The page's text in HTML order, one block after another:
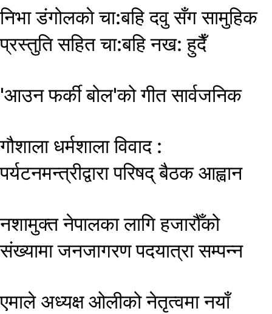
निभा डंगोलकाे चा:बहि दवु सँग सामुहिक
प्रस्तुति सहित चा:बहि नख: हुदैँ
'आउन फर्की बोल'को गीत सार्वजनिक
गौशाला धर्मशाला विवाद :
पर्यटनमन्त्रीद्वारा परिषद् बैठक आह्वान
नशामुक्त नेपालका लागि हजारौँको
संख्यामा जनजागरण पदयात्रा सम्पन्न
एमाले अध्यक्ष ओलीको नेतृत्वमा नयाँ